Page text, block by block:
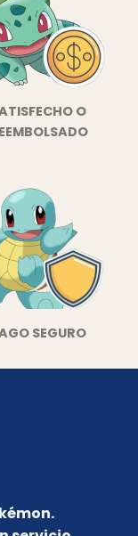
O
SEGURO